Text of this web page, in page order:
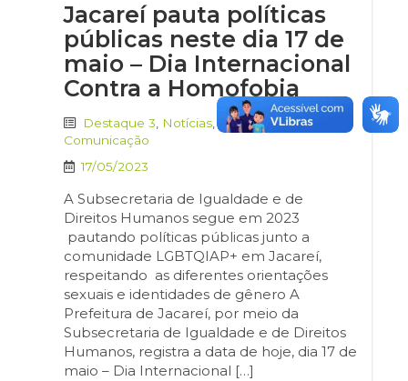
Jacareí pauta políticas
públicas neste dia 17 de
maio – Dia Internacional
Contra a Homofobia
Destaque 3 Notícias , Secretaria de
Comunicação
17/05/2023
A Subsecretaria de Igualdade e de
Direitos Humanos segue em 2023
pautando políticas públicas junto a
comunidade LGBTQIAP+ em Jacareí,
respeitando as diferentes orientações
sexuais e identidades de gênero A
Prefeitura de Jacareí, por meio da
Subsecretaria de Igualdade e de Direitos
Humanos, registra a data de hoje, dia 17 de
maio – Dia Internacional […]